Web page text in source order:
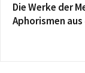
Die Werke der
Aphorismen